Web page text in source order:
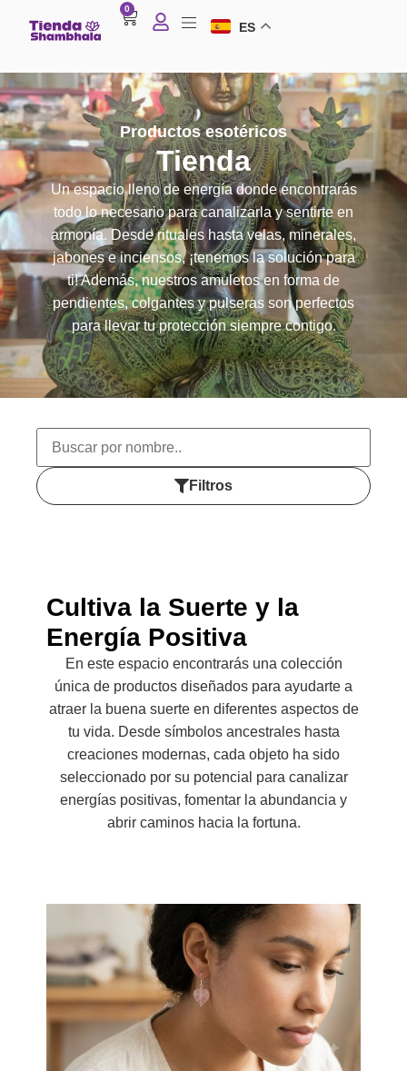
0
ES
Productos esotéricos
Tienda
Un espacio lleno de energía donde encontrarás
todo lo necesario para canalizarla y sentirte en
armonía. Desde rituales hasta velas, minerales,
jabones e inciensos, ¡tenemos la solución para
ti! Además, nuestros amuletos en forma de
pendientes, colgantes y pulseras son perfectos
para llevar tu protección siempre contigo.
Filtros
Cultiva la Suerte y la
Energía Positiva
En este espacio encontrarás una colección
única de productos diseñados para ayudarte a
atraer la buena suerte en diferentes aspectos de
tu vida. Desde símbolos ancestrales hasta
creaciones modernas, cada objeto ha sido
seleccionado por su potencial para canalizar
energías positivas, fomentar la abundancia y
abrir caminos hacia la fortuna.